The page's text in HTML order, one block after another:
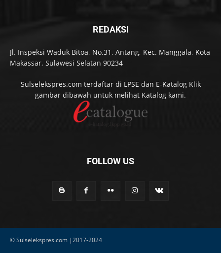
REDAKSI
Jl. Inspeksi Waduk Bitoa, No.31, Antang, Kec. Manggala, Kota
Makassar, Sulawesi Selatan 90234
Sulselekspres.com terdaftar di LPSE dan E-Katalog Klik
gambar dibawah untuk melihat Katalog kami.
FOLLOW US
© Sulselekspres.com |2017-2024